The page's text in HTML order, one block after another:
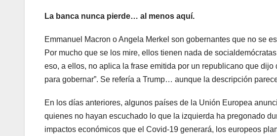
La banca nunca pierde… al menos aquí.
Emmanuel Macron o Angela Merkel son gobernantes que no se
Por mucho que se los mire, ellos tienen nada de
eso, a ellos, no aplica la frase emitida por un republicano que
para gobernar”. Se refería a Trump… aunque la descripción
En los días anteriores, algunos países de la Unión Europea
quienes no hayan escuchado lo que la izquierda ha pregonado
impactos económicos que el Covid-19 generará, los europeos